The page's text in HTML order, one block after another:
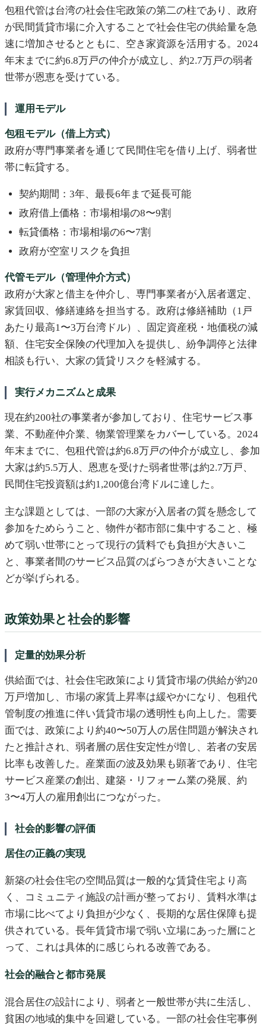
包租代管は台湾の社会住宅政策の第二の柱であり、政府
が民間賃貸市場に介入することで社会住宅の供給量を急
速に増加させるとともに、空き家資源を活用する。2024
年末までに約6.8万戸の仲介が成立し、約2.7万戸の弱者
世帯が恩恵を受けている。
運用モデル
包租モデル（借上方式）
政府が専門事業者を通じて民間住宅を借り上げ、弱者世
帯に転貸する。
契約期間：3年、最長6年まで延長可能
政府借上価格：市場相場の8〜9割
転貸価格：市場相場の6〜7割
政府が空室リスクを負担
代管モデル（管理仲介方式）
政府が大家と借主を仲介し、専門事業者が入居者選定、
家賃回収、修繕連絡を担当する。政府は修繕補助（1戸
あたり最高1〜3万台湾ドル）、固定資産税・地価税の減
額、住宅安全保険の代理加入を提供し、紛争調停と法律
相談も行い、大家の賃貸リスクを軽減する。
実行メカニズムと成果
現在約200社の事業者が参加しており、住宅サービス事
業、不動産仲介業、物業管理業をカバーしている。2024
年末までに、包租代管は約6.8万戸の仲介が成立し、参加
大家は約5.5万人、恩恵を受けた弱者世帯は約2.7万戸、
民間住宅投資額は約1,200億台湾ドルに達した。
主な課題としては、一部の大家が入居者の質を懸念して
参加をためらうこと、物件が都市部に集中すること、極
めて弱い世帯にとって現行の賃料でも負担が大きいこ
と、事業者間のサービス品質のばらつきが大きいことな
どが挙げられる。
政策効果と社会的影響
定量的効果分析
供給面では、社会住宅政策により賃貸市場の供給が約20
万戸増加し、市場の家賃上昇率は緩やかになり、包租代
管制度の推進に伴い賃貸市場の透明性も向上した。需要
面では、政策により約40〜50万人の居住問題が解決され
たと推計され、弱者層の居住安定性が増し、若者の安居
比率も改善した。産業面の波及効果も顕著であり、住宅
サービス産業の創出、建築・リフォーム業の発展、約
3〜4万人の雇用創出につながった。
社会的影響の評価
居住の正義の実現
新築の社会住宅の空間品質は一般的な賃貸住宅より高
く、コミュニティ施設の計画が整っており、賃料水準は
市場に比べてより負担が少なく、長期的な居住保障も提
供されている。長年賃貸市場で弱い立場にあった層にと
って、これは具体的に感じられる改善である。
社会的融合と都市発展
混合居住の設計により、弱者と一般世帯が共に生活し、
貧困の地域的集中を回避している。一部の社会住宅事例